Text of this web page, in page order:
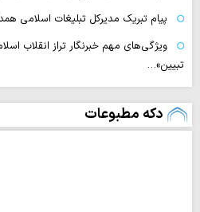
پیام تبریک مدیرکل تبلیغات اسلامی
ویژگی‌های مهم خبرنگار تراز انقلاب
تبیین»…
دکه مطبوعات